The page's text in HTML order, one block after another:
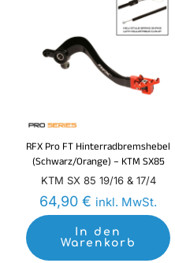
veröffentlichen zu können.
RFX Pro FT Hinterradbremshebel
(Schwarz/Orange) – KTM SX85
KTM SX 85 19/16 & 17/4
64,90€ inkl. MwSt.
In den
Warenkorb